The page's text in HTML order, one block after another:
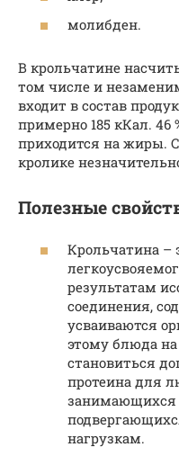
молибден.
В крольчатине
том числе и
входит в состав
примерно 185 кКал. 46
приходится на жиры.
кролике
Полезные
Крольчатина –
результатам
соединения,
усваиваются
этому блюда на
становиться
протеина для
занимающихся
нагрузкам.